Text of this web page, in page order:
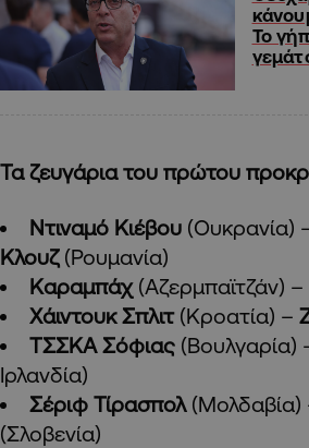
Το
Τα ζευγάρια του πρώτου
Ντιναμό Κιέβου (Ουκρανία)
Κλουζ(Ρουμανία)
Καραμπάχ (Αζερμπαϊτζάν) –
Χάιντουκ Σπλιτ(Κροατία) –
ΤΣΣΚΑ Σόφιας (Βουλγαρία)
Ιρλανδία)
Σέριφ Τίρασπολ (Μολδαβία)
(Σλοβενία)